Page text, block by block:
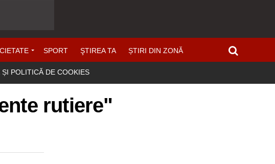
SPORT ŞTIREA TA ȘTIRI DIN ZONĂ
POLITICĂ DE COOKIES
rutiere"